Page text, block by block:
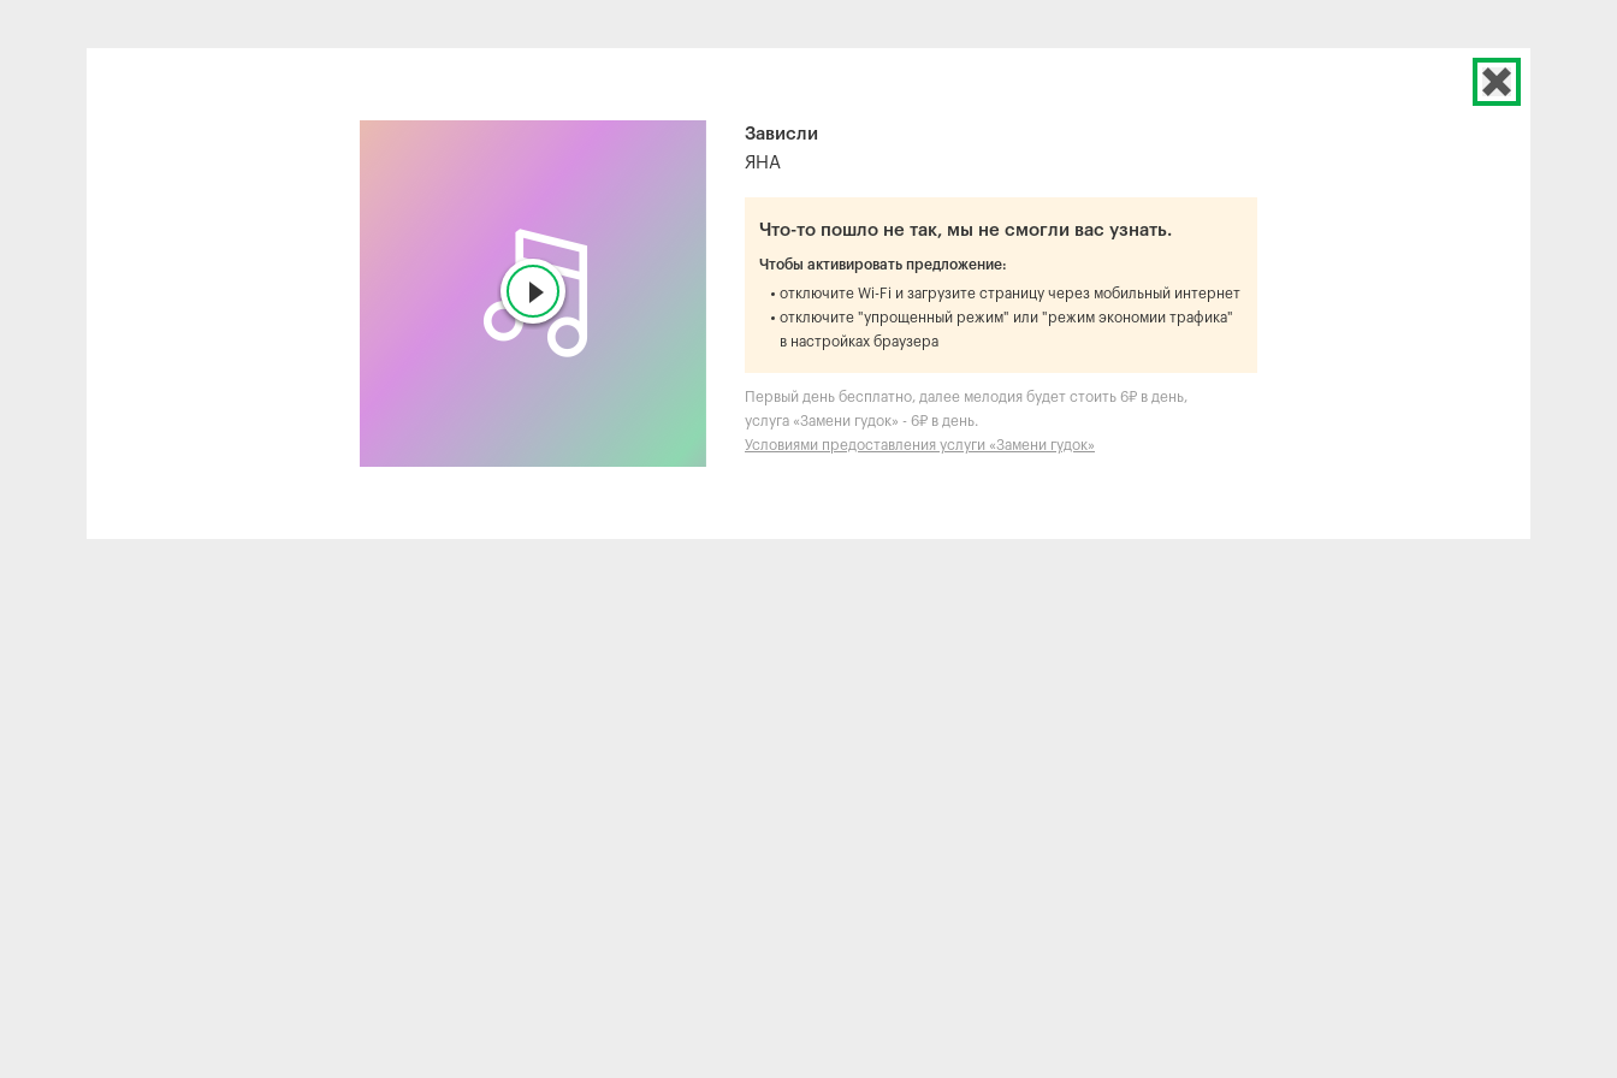
Зависли
ЯНА
Что-то пошло не так, мы не смогли вас узнать.
Чтобы активировать предложение:
отключите Wi-Fi и загрузите страницу через мобильный интернет
отключите "упрощенный режим" или "режим экономии трафика"
в настройках браузера
Первый день бесплатно, далее мелодия будет стоить 6₽ в день,
услуга «Замени гудок» - 6₽ в день.
Условиями предоставления услуги «Замени гудок»